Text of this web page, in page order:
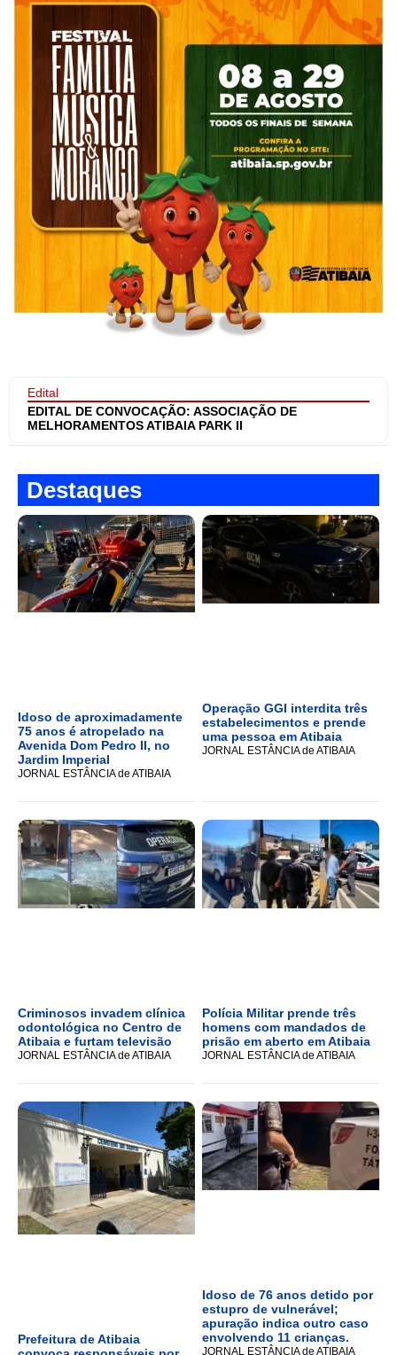
Edital
EDITAL DE CONVOCAÇÃO: ASSOCIAÇÃO DE
MELHORAMENTOS ATIBAIA PARK II
Destaques
Idoso de aproximadamente
75 anos é atropelado na
Avenida Dom Pedro II, no
Jardim Imperial
JORNAL ESTÂNCIA de ATIBAIA
Operação GGI interdita três
estabelecimentos e prende
uma pessoa em Atibaia
JORNAL ESTÂNCIA de ATIBAIA
Criminosos invadem clínica
odontológica no Centro de
Atibaia e furtam televisão
JORNAL ESTÂNCIA de ATIBAIA
Polícia Militar prende três
homens com mandados de
prisão em aberto em Atibaia
JORNAL ESTÂNCIA de ATIBAIA
Prefeitura de Atibaia
Idoso de 76 anos detido por
estupro de vulnerável;
apuração indica outro caso
envolvendo 11 crianças.
JORNAL ESTÂNCIA de ATIBAIA